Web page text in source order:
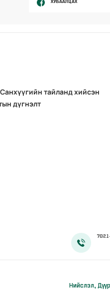
тайланд хийсэн
дүгнэлт
Нийслэл,